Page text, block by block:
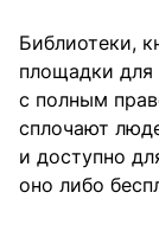
Библиотеки,
площадки
с полным
сплочают
и доступно
оно либо